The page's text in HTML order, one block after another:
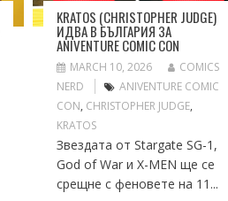
KRATOS (CHRISTOPHER JUDGE)
ИДВА В БЪЛГАРИЯ ЗА
ANIVENTURE COMIC CON
MARCH 10, 2026
COMICS
NERD
ANIVENTURE COMIC
CON, CHRISTOPHER JUDGE,
KRATOS
Звездата от Stargate SG-1,
God of War и X-MEN ще се
срещне с феновете на 11...